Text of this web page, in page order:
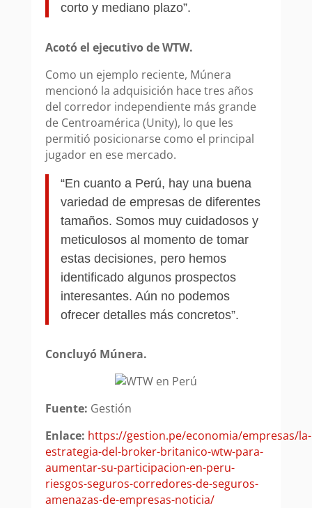
corto y mediano plazo”.
Acotó el ejecutivo de WTW.
Como un ejemplo reciente, Múnera
mencionó la adquisición hace tres años
del corredor independiente más grande
de Centroamérica (Unity), lo que les
permitió posicionarse como el principal
jugador en ese mercado.
“En cuanto a Perú, hay una buena
variedad de empresas de diferentes
tamaños. Somos muy cuidadosos y
meticulosos al momento de tomar
estas decisiones, pero hemos
identificado algunos prospectos
interesantes. Aún no podemos
ofrecer detalles más concretos”.
Concluyó Múnera.
Fuente: Gestión
Enlace: https://gestion.pe/economia/empresas/la-
estrategia-del-broker-britanico-wtw-para-
aumentar-su-participacion-en-peru-
riesgos-seguros-corredores-de-seguros-
amenazas-de-empresas-noticia/